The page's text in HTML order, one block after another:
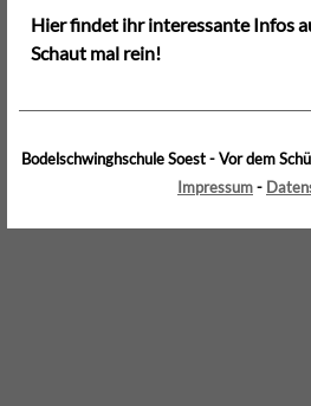
Hier findet ihr interessante Infos
Schaut mal rein!
Bodelschwinghschule Soest - Vor dem
Impressum-